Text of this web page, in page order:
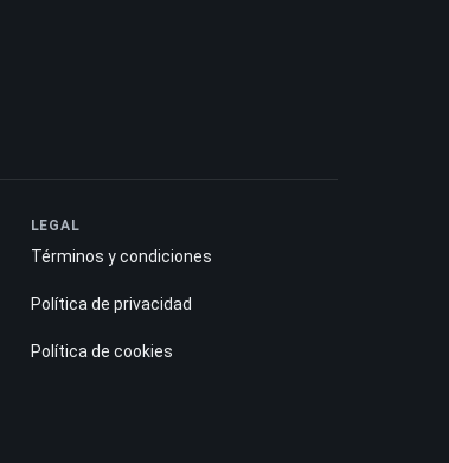
LEGAL
Términos y condiciones
Política de privacidad
Política de cookies